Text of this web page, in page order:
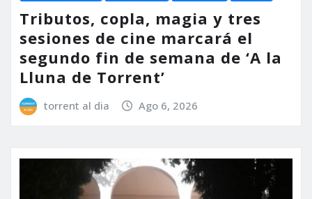
Tributos, copla, magia y tres
sesiones de cine marcará el
segundo fin de semana de ‘A la
Lluna de Torrent’
torrent al dia Ago 6, 2026